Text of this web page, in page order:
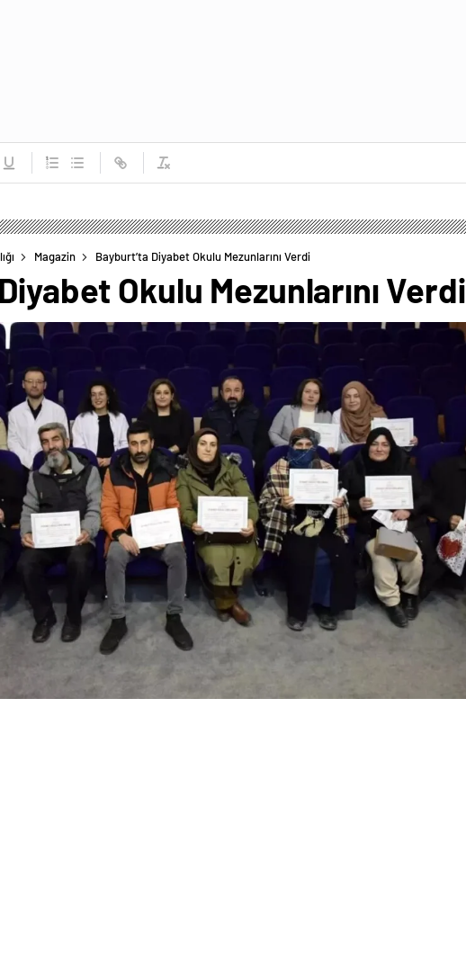
Magazin Bayburt’ta Diyabet Okulu Mezunlarını Verdi
Okulu Mezunlarını Verdi